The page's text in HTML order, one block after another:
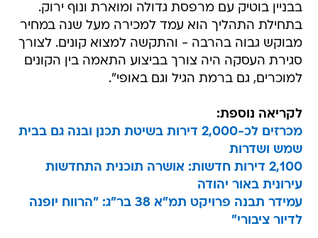
בבניין בוטיק עם מרפסת גדולה ומוארת ונוף ירוק.
בתחילת התהליך הוא עמד למכירה מעל שנה במחיר
מבוקש גבוה בהרבה - והתקשה למצוא קונים. לצורך
סגירת העסקה היה צורך בביצוע התאמה בין הקונים
למוכרים, גם ברמת הגיל וגם באופי".
לקריאה נוספת:
מכרזים לכ-2,000 דירות בשיטת תכנן ובנה גם בבית
שמש ושדרות
2,100 דירות חדשות: אושרה תוכנית התחדשות
עירונית באור יהודה
עמידר תבנה פרויקט תמ"א 38 בר"ג: "הרווח יופנה
לדיור ציבורי"